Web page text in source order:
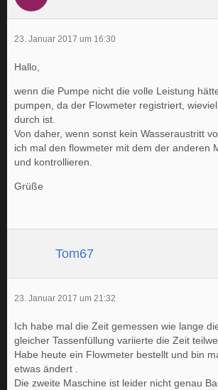
23. Januar 2017 um 16:30
Hallo,
wenn die Pumpe nicht die volle Leistung
pumpen, da der Flowmeter registriert,
durch ist.
Von daher, wenn sonst kein Wasseraustritt
ich mal den flowmeter mit dem der anderen
und kontrollieren.
Grüße
Tom67
23. Januar 2017 um 21:32
Ich habe mal die Zeit gemessen wie lange
gleicher Tassenfüllung variierte die Zeit
Habe heute ein Flowmeter bestellt und bin
etwas ändert .
Die zweite Maschine ist leider nicht genau